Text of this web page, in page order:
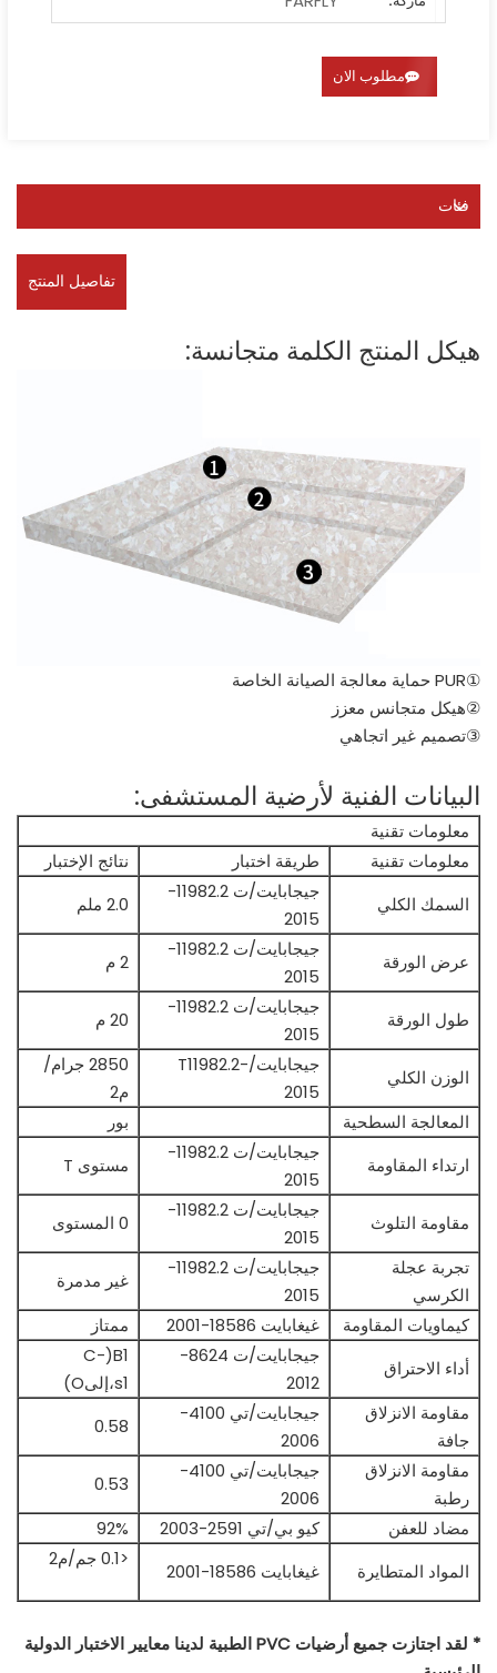
مطلوب الان
فئات
تفاصيل المنتج
هيكل المنتج الكلمة متجانسة:
①PUR حماية معالجة الصيانة الخاصة
②هيكل متجانس معزز
③تصميم غير اتجاهي
البيانات الفنية لأرضية المستشفى:
معلومات تقنية
معلومات تقنية
طريقة اختبار
نتائج الإختبار
السمك الكلي
جيجابايت/ت 11982.2-
2015
2.0 ملم
عرض الورقة
جيجابايت/ت 11982.2-
2015
2 م
طول الورقة
جيجابايت/ت 11982.2-
2015
20 م
الوزن الكلي
جيجابايت/T11982.2-
2015
2850 جرام/
م2
المعالجة السطحية
بور
ارتداء المقاومة
جيجابايت/ت 11982.2-
2015
مستوى T
مقاومة التلوث
جيجابايت/ت 11982.2-
2015
0 المستوى
تجربة عجلة
الكرسي
جيجابايت/ت 11982.2-
2015
غير مدمرة
كيماويات المقاومة
غيغابايت 18586-2001
ممتاز
أداء الاحتراق
جيجابايت/ت 8624-
2012
B1(C-
s1،إلىO)
مقاومة الانزلاق
جافة
جيجابايت/تي 4100-
2006
0.58
مقاومة الانزلاق
رطبة
جيجابايت/تي 4100-
2006
0.53
مضاد للعفن
كيو بي/تي 2591-2003
92%
المواد المتطايرة
غيغابايت 18586-2001
<0.1 جم/م2
* لقد اجتازت جميع أرضيات PVC الطبية لدينا معايير الاختبار الدولية